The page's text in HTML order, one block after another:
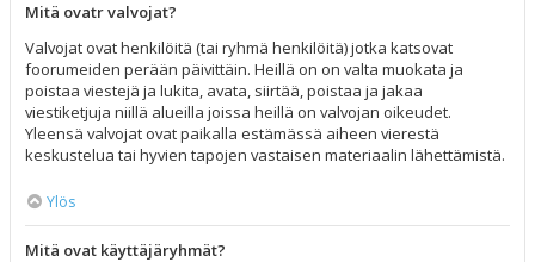
Mitä ovatr valvojat?
Valvojat ovat henkilöitä (tai ryhmä henkilöitä) jotka katsovat
foorumeiden perään päivittäin. Heillä on on valta muokata ja
poistaa viestejä ja lukita, avata, siirtää, poistaa ja jakaa
viestiketjuja niillä alueilla joissa heillä on valvojan oikeudet.
Yleensä valvojat ovat paikalla estämässä aiheen vierestä
keskustelua tai hyvien tapojen vastaisen materiaalin lähettämistä.
Ylös
Mitä ovat käyttäjäryhmät?